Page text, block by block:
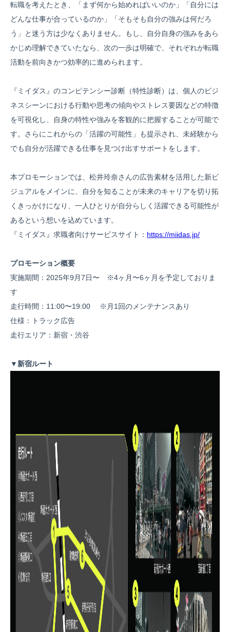
転職を考えたとき、「まず何から始めればいいのか」「自分には
どんな仕事が合っているのか」「そもそも自分の強みは何だろ
う」と迷う方は少なくありません。もし、自分自身の強みをあら
かじめ理解できていたなら、次の一歩は明確で、それぞれが転職
活動を前向きかつ効率的に進められます。
『ミイダス』のコンピテンシー診断（特性診断）は、個人のビジ
ネスシーンにおける行動や思考の傾向やストレス要因などの特徴
を可視化し、自身の特性や強みを客観的に把握することが可能で
す。さらにこれからの「活躍の可能性」も提示され、未経験から
でも自分が活躍できる仕事を見つけ出すサポートをします。
本プロモーションでは、松井玲奈さんの広告素材を活用した新ビ
ジュアルをメインに、自分を知ることが未来のキャリアを切り拓
くきっかけになり、一人ひとりが自分らしく活躍できる可能性が
あるという想いを込めています。
『ミイダス』求職者向けサービスサイト： https://miidas.jp/
プロモーション概要
実施期間：2025年9月7日〜 ※4ヶ月〜6ヶ月を予定しておりま
す
走行時間：11:00〜19:00 ※月1回のメンテナンスあり
仕様：トラック広告
走行エリア：新宿・渋谷
▼新宿ルート